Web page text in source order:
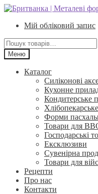
Перейти
навігації
Перейти
вмістуМій обліковий запис
Шукати:
Меню
Каталог
Силіконові
Кухонне
Кондитерське
Форми
Товари для
Господарські
Ексклюзиви
Сувенірна
Товари для
Рецепти
Про нас
Контакти